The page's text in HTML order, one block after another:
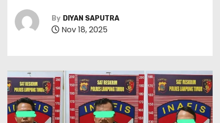
By DIYAN SAPUTRA
Nov 18, 2025